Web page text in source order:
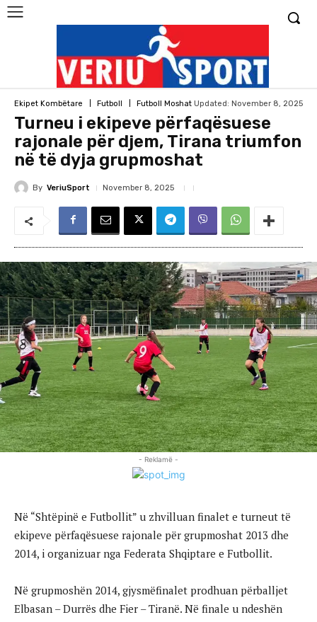
Ekipet Kombëtare Futboll Futboll Moshat Updated: November 8, 2025
Turneu i ekipeve përfaqësuese
rajonale për djem, Tirana triumfon
në të dyja grupmoshat
By VeriuSport November 8, 2025
- Reklamë -
Në “Shtëpinë e Futbollit” u zhvilluan finalet e turneut të
ekipeve përfaqësuese rajonale për grupmoshat 2013 dhe
2014, i organizuar nga Federata Shqiptare e Futbollit.
Në grupmoshën 2014, gjysmëfinalet prodhuan përballjet
Elbasan – Durrës dhe Fier – Tiranë. Në finale u ndeshën